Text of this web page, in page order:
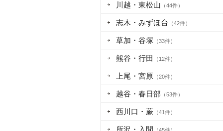
川越・東松山 （44件）
志木・みずほ台 （42件）
草加・谷塚 （33件）
熊谷・行田 （12件）
上尾・宮原 （20件）
越谷・春日部 （53件）
西川口・蕨 （41件）
所沢・入間